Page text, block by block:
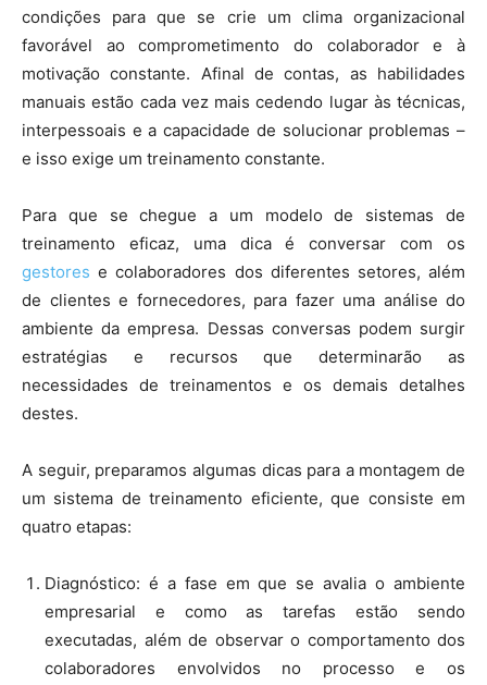
condições para que se crie um clima organizacional
favorável ao comprometimento do colaborador e à
motivação constante. Afinal de contas, as habilidades
manuais estão cada vez mais cedendo lugar às técnicas,
interpessoais e a capacidade de solucionar problemas –
e isso exige um treinamento constante.
Para que se chegue a um modelo de sistemas de
treinamento eficaz, uma dica é conversar com os
gestores e colaboradores dos diferentes setores, além
de clientes e fornecedores, para fazer uma análise do
ambiente da empresa. Dessas conversas podem surgir
estratégias e recursos que determinarão as
necessidades de treinamentos e os demais detalhes
destes.
A seguir, preparamos algumas dicas para a montagem de
um sistema de treinamento eficiente, que consiste em
quatro etapas:
Diagnóstico: é a fase em que se avalia o ambiente
empresarial e como as tarefas estão sendo
executadas, além de observar o comportamento dos
colaboradores envolvidos no processo e os